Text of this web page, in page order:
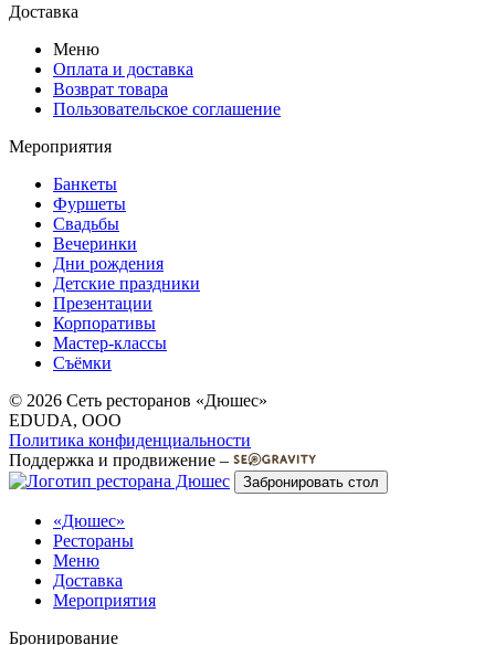
Доставка
Меню
Оплата и доставка
Возврат товара
Пользовательское соглашение
Мероприятия
Банкеты
Фуршеты
Свадьбы
Вечеринки
Дни рождения
Детские праздники
Презентации
Корпоративы
Мастер-классы
Съёмки
© 2026 Сеть ресторанов «Дюшес»
EDUDA, OOO
Политика конфиденциальности
Поддержка и продвижение –
Забронировать стол
«Дюшес»
Рестораны
Меню
Доставка
Мероприятия
Бронирование